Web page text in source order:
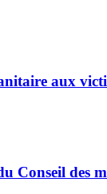
aux
Conseil des